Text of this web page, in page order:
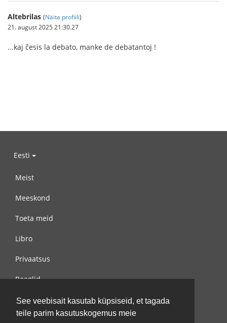
See veebisait kasutab küpsiseid, et tagada
teile parim kasutuskogemus meie
Altebrilas (Näita profiili)
21. august 2025 21:30.27
...kaj ĉesis la debato, manke de debatantoj !
Eesti
Meist
Meeskond
Toeta meid
Libro
Privaatsus
Reeglid
Võta meiega ühendust